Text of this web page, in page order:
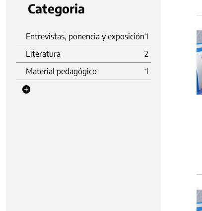
Categoria
Entrevistas, ponencia y exposición1
Literatura
2
Material pedagógico
1